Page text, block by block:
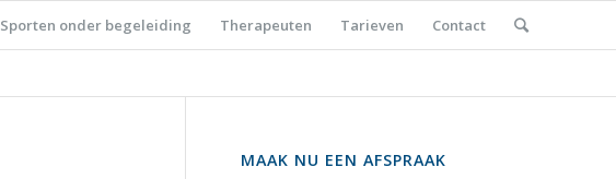
Sporten onder begeleiding Therapeuten Tarieven Contact
MAAK NU EEN AFSPRAAK